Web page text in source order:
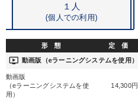
１人
(個人での利用)
形 態 定 価
ondemand_video 動画版（eラーニングシステムを使用）
動画版
（eラーニングシステムを使
用）
14,300円